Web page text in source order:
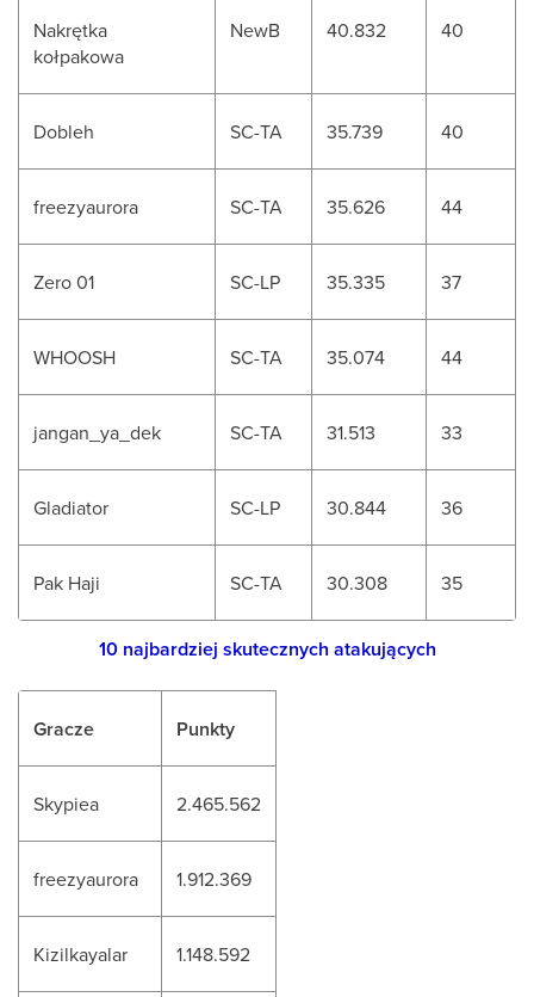
Nakrętka
kołpakowa
NewB 40.832 40
Dobleh SC-TA 35.739 40
freezyaurora SC-TA 35.626 44
Zero 01 SC-LP 35.335 37
WHOOSH SC-TA 35.074 44
jangan_ya_dek SC-TA 31.513 33
Gladiator SC-LP 30.844 36
Pak Haji SC-TA 30.308 35
10 najbardziej skutecznych atakujących
Gracze Punkty
Skypiea 2.465.562
freezyaurora 1.912.369
Kizilkayalar 1.148.592